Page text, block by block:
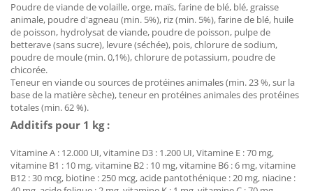
Poudre de viande de volaille, orge, maïs, farine de blé, blé, graisse
animale, poudre d'agneau (min. 5%), riz (min. 5%), farine de blé, huile
de poisson, hydrolysat de viande, poudre de poisson, pulpe de
betterave (sans sucre), levure (séchée), pois, chlorure de sodium,
poudre de moule (min. 0,1%), chlorure de potassium, poudre de
chicorée.
Teneur en viande ou sources de protéines animales (min. 23 %, sur la
base de la matière sèche), teneur en protéines animales des protéines
totales (min. 62 %).
Additifs pour 1 kg :
Vitamine A : 12.000 UI, vitamine D3 : 1.200 UI, Vitamine E : 70 mg,
vitamine B1 : 10 mg, vitamine B2 : 10 mg, vitamine B6 : 6 mg, vitamine
B12 : 30 mcg, biotine : 250 mcg, acide pantothénique : 20 mg, niacine :